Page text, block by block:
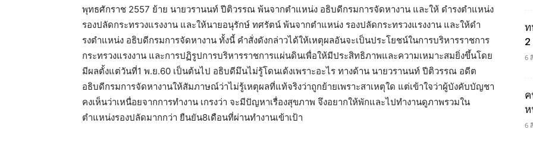
พุทธศักราช 2557 ย้าย นายวรานนท์ ปีติวรรณ พ้นจากตําแหน่ง อธิบดีกรมการจัดหางาน และให้ ดํารงตําแหน่ง
รองปลัดกระทรวงแรงงาน และให้นายอนุรักษ์ ทศรัตน์ พ้นจากตําแหน่ง รองปลัดกระทรวงแรงงาน และให้ดํา
รงตําแหน่ง อธิบดีกรมการจัดหางาน ทั้งนี้ คำสั่งดังกล่าวได้ให้เหตุผลอันจะเป็นประโยชน์ในการบริหารราชการ
กระทรวงแรงงาน และการปฏิรูปการบริหารราชการแผ่นดินเพื่อให้มีประสิทธิภาพและความเหมาะสมยิ่งขึ้นโดย
มีผลตั้งแต่วันที่1 พ.ย.60 เป็นต้นไป อธิบดีมึนไม่รู้โดนเด้งเพราะอะไร ทางด้าน นายวรานนท์ ปีติวรรณ อดีต
อธิบดีกรมการจัดหางานให้สัมภาษณ์ว่าไม่รู้เหตุผลที่แท้จริงว่าถูกย้ายเพราะสาเหตุใด แต่เข้าใจว่าผู้บังคับบัญชา
คงเห็นว่าเหนื่อยจากการทำงาน เกรงว่า จะมีปัญหาเรื่องสุขภาพ จึงอยากให้พักและไปทำงานดูภาพรวมใน
ตำแหน่งรองปลัดมากกว่า ยืนยัน8เดือนที่ผ่านทำงานเข้าเป้า
ท
6
ห
6